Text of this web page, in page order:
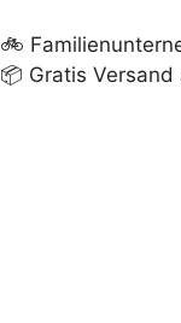
🚲
📦 Gratis